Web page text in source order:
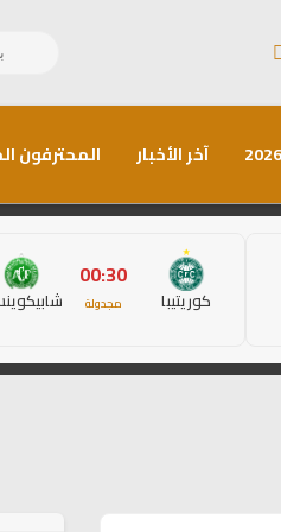
آخر الأخبار المحترفون
كوريتيبا
00:30
مجدولة